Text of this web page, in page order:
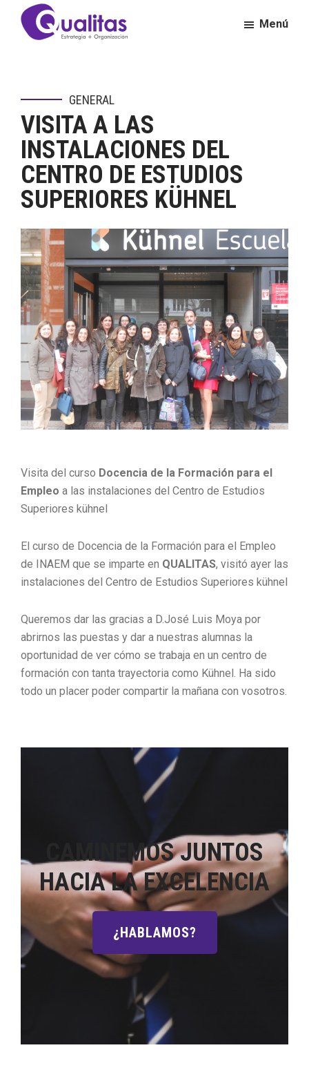
Saltar
contenido
Saltar
y
Excelencia
Empresarial
Menú
GENERAL
VISITA A LAS
INSTALACIONES DEL
CENTRO DE ESTUDIOS
SUPERIORES KÜHNEL
Visita del curso Docencia de la Formación para el
Empleo a las instalaciones del Centro de Estudios
Superiores kühnel
El curso de Docencia de la Formación para el Empleo
de INAEM que se imparte en QUALITAS, visitó ayer las
instalaciones del Centro de Estudios Superiores kühnel
Queremos dar las gracias a D.José Luis Moya por
abrirnos las puestas y dar a nuestras alumnas la
oportunidad de ver cómo se trabaja en un centro de
formación con tanta trayectoria como Kühnel. Ha sido
todo un placer poder compartir la mañana con vosotros.
CAMINEMOS JUNTOS
HACIA LA EXCELENCIA
¿HABLAMOS?